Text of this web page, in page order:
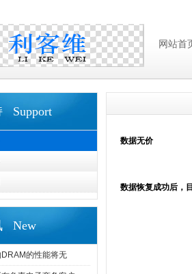
网站首
Support
New
的性能将无
数据无价
数据恢复成功后，